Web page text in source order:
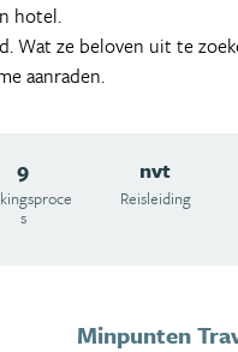
hotel.
Wat ze beloven uit te
aanraden.
9
s
nvt
Reisleiding
Minpunten